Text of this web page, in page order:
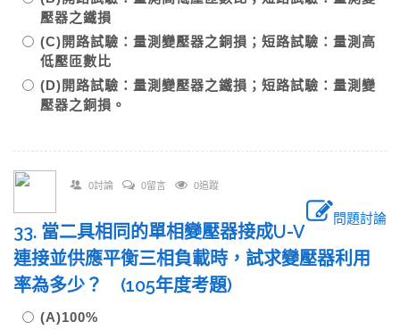
壓器之鐵損
(C)開路試驗：量測變壓器之銅損；短路試驗：量測高
低壓匝數比
(D)開路試驗：量測變壓器之鐵損；短路試驗：量測變
壓器之銅損。
0討論 0留言 0追蹤
問題討論
33. 當二具相同的單相變壓器接成U-V
連接並供應平衡三相負載時，試求變壓器利用
率為多少？ (105年度考題)
(A)100%